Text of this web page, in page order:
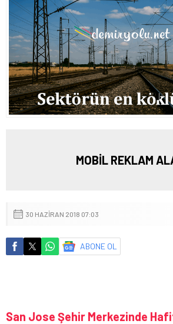
MOBİL REKLAM
30 HAZIRAN 2018 07:03
ABONE OL
San Jose Şehir Merkezinde